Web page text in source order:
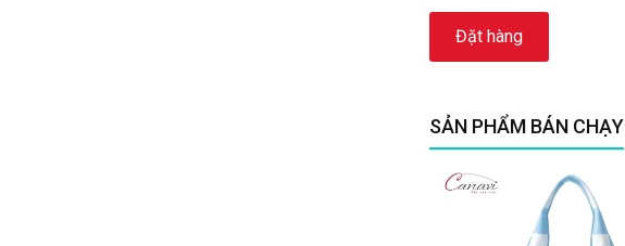
Đặt hàng
SẢN PHẨM BÁN CHẠY